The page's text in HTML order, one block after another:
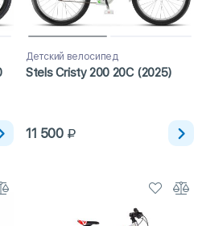
Детский велосипед
Stels Cristy 200 20C (2025)
11 500